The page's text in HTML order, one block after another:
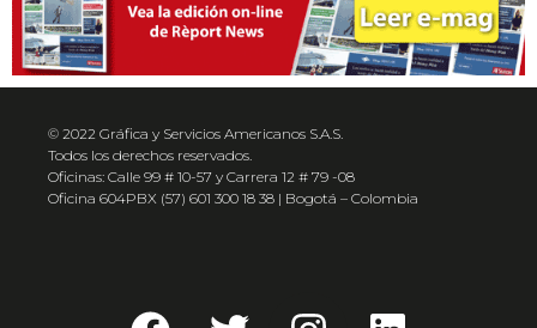
© 2022 Gráfica y Servicios Americanos S.A.S.
Todos los derechos reservados.
Oficinas: Calle 99 # 10-57 y Carrera 12 # 79 -08
Oficina 604PBX (57) 601 300 18 38 | Bogotá – Colombia